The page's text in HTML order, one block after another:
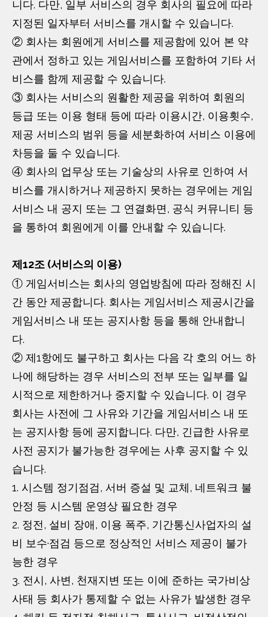
니다. 다만, 일부 서비스의 경우 회사의 필요에 따라
지정된 일자부터 서비스를 개시할 수 있습니다.
② 회사는 회원에게 서비스를 제공함에 있어 본 약
관에서 정하고 있는 게임서비스를 포함하여 기타 서
비스를 함께 제공할 수 있습니다.
③ 회사는 서비스의 원활한 제공을 위하여 회원의
등급 또는 이용 형태 등에 따라 이용시간, 이용횟수,
제공 서비스의 범위 등을 세분화하여 서비스 이용에
차등을 둘 수 있습니다.
④ 회사의 업무상 또는 기술상의 사유로 인하여 서
비스를 개시하거나 제공하지 못하는 경우에는 게임
서비스 내 공지 또는 그 연결화면, 공식 커뮤니티 등
을 통하여 회원에게 이를 안내할 수 있습니다.
제12조 (서비스의 이용)
① 게임서비스는 회사의 영업방침에 따라 정해진 시
간 동안 제공합니다. 회사는 게임서비스 제공시간을
게임서비스 내 또는 공지사항 등을 통해 안내합니
다.
② 제1항에도 불구하고 회사는 다음 각 호의 어느 하
나에 해당하는 경우 서비스의 전부 또는 일부를 일
시적으로 제한하거나 중지할 수 있습니다. 이 경우
회사는 사전에 그 사유와 기간을 게임서비스 내 또
는 공지사항 등에 공지합니다. 다만, 긴급한 사유로
사전 공지가 불가능한 경우에는 사후 공지할 수 있
습니다.
1. 시스템 정기점검, 서버 증설 및 교체, 네트워크 불
안정 등 시스템 운영상 필요한 경우
2. 정전, 설비 장애, 이용 폭주, 기간통신사업자의 설
비 보수·점검 등으로 정상적인 서비스 제공이 불가
능한 경우
3. 전시, 사변, 천재지변 또는 이에 준하는 국가비상
사태 등 회사가 통제할 수 없는 사유가 발생한 경우